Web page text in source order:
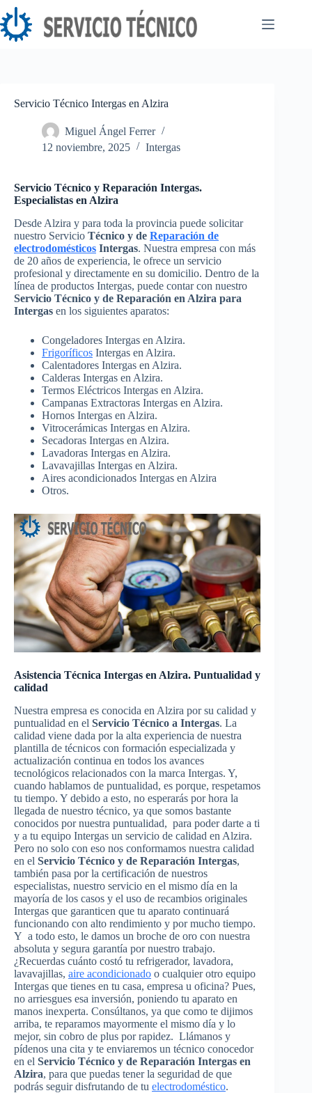
Saltar
al
contenido
Servicio Técnico Intergas en Alzira
Miguel Ángel Ferrer
12 noviembre, 2025
Intergas
Servicio Técnico y Reparación Intergas.
Especialistas en Alzira
Desde Alzira y para toda la provincia puede solicitar
nuestro Servicio Técnico y de Reparación de
electrodomésticos Intergas. Nuestra empresa con más
de 20 años de experiencia, le ofrece un servicio
profesional y directamente en su domicilio. Dentro de la
línea de productos Intergas, puede contar con nuestro
Servicio Técnico y de Reparación en Alzira para
Intergas en los siguientes aparatos:
Congeladores Intergas en Alzira.
Frigoríficos Intergas en Alzira.
Calentadores Intergas en Alzira.
Calderas Intergas en Alzira.
Termos Eléctricos Intergas en Alzira.
Campanas Extractoras Intergas en Alzira.
Hornos Intergas en Alzira.
Vitrocerámicas Intergas en Alzira.
Secadoras Intergas en Alzira.
Lavadoras Intergas en Alzira.
Lavavajillas Intergas en Alzira.
Aires acondicionados Intergas en Alzira
Otros.
Asistencia Técnica Intergas en Alzira. Puntualidad y
calidad
Nuestra empresa es conocida en Alzira por su calidad y
puntualidad en el Servicio Técnico a Intergas. La
calidad viene dada por la alta experiencia de nuestra
plantilla de técnicos con formación especializada y
actualización continua en todos los avances
tecnológicos relacionados con la marca Intergas. Y,
cuando hablamos de puntualidad, es porque, respetamos
tu tiempo. Y debido a esto, no esperarás por hora la
llegada de nuestro técnico, ya que somos bastante
conocidos por nuestra puntualidad, para poder darte a ti
y a tu equipo Intergas un servicio de calidad en Alzira.
Pero no solo con eso nos conformamos nuestra calidad
en el Servicio Técnico y de Reparación Intergas,
también pasa por la certificación de nuestros
especialistas, nuestro servicio en el mismo día en la
mayoría de los casos y el uso de recambios originales
Intergas que garanticen que tu aparato continuará
funcionando con alto rendimiento y por mucho tiempo.
Y a todo esto, le damos un broche de oro con nuestra
absoluta y segura garantía por nuestro trabajo.
¿Recuerdas cuánto costó tu refrigerador, lavadora,
lavavajillas, aire acondicionado o cualquier otro equipo
Intergas que tienes en tu casa, empresa u oficina? Pues,
no arriesgues esa inversión, poniendo tu aparato en
manos inexperta. Consúltanos, ya que como te dijimos
arriba, te reparamos mayormente el mismo día y lo
mejor, sin cobro de plus por rapidez. Llámanos y
pídenos una cita y te enviaremos un técnico conocedor
en el Servicio Técnico y de Reparación Intergas en
Alzira, para que puedas tener la seguridad de que
podrás seguir disfrutando de tu electrodoméstico.